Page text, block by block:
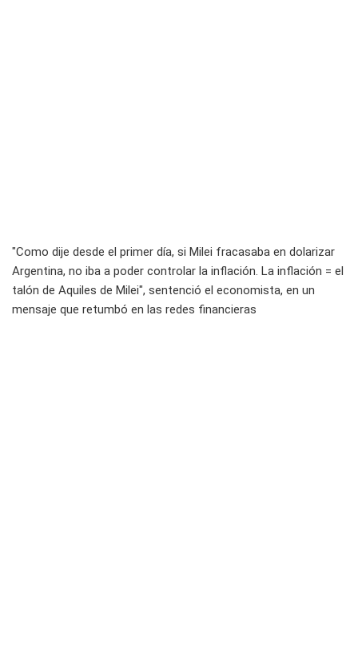
"Como dije desde el primer día, si Milei fracasaba en dolarizar
Argentina, no iba a poder controlar la inflación. La inflación = el
talón de Aquiles de Milei", sentenció el economista, en un
mensaje que retumbó en las redes financieras